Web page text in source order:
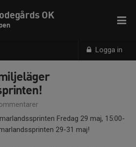
Logga in
OK
Fredag 29 maj, 15:00-
29-31 maj!